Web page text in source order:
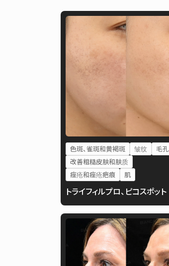
色斑、雀斑和黄褐斑 皱纹
毛孔
改善粗糙皮肤和肤质
痤疮和痤疮疤痕
肌
トライフィルプロ、ピコスポット